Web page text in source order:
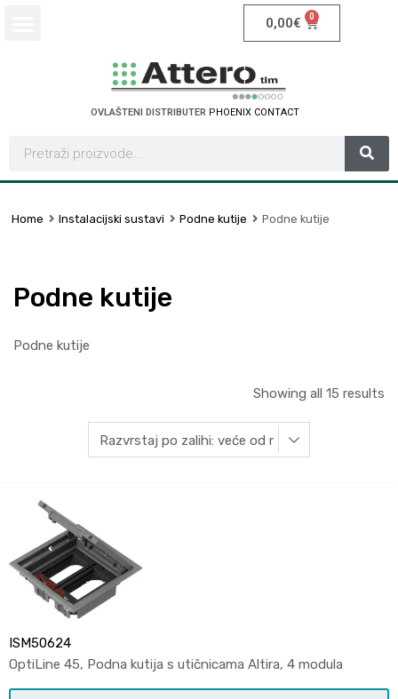
0,00€ 0
OVLAŠTENI DISTRIBUTER SCHNEIDER EN TACT
Home Instalacijski sustavi Podne kutije Podne kutije
Podne kutije
Podne kutije
Showing all 15 results
ISM50624
OptiLine 45, Podna kutija s utičnicama Altira, 4 modula